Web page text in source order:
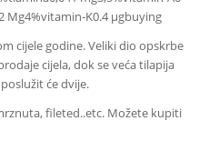
Mg4%vitamin-K0.4 µgbuying
cijele godine. Veliki dio opskrbe
cijela, dok se veća tilapija
će dvije.
fileted..etc. Možete kupiti